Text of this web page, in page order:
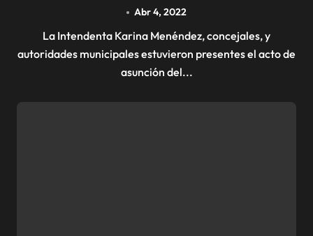
PARLAMENTO JOVEN
Abr 4, 2022
La Intendenta Karina Menéndez, concejales, y
autoridades municipales estuvieron presentes el acto de
asunción del...